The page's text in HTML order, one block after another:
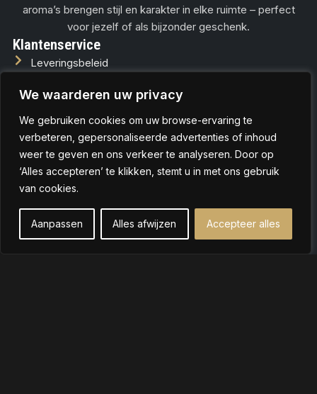
We waarderen uw privacy
We gebruiken cookies om uw browse-ervaring te
verbeteren, gepersonaliseerde advertenties of inhoud
weer te geven en ons verkeer te analyseren. Door op
‘Alles accepteren’ te klikken, stemt u in met ons gebruik
van cookies.
Aanpassen Alles afwijzen Accepteer alles
aroma’s brengen stijl en karakter in elke ruimte – perfect
voor jezelf of als bijzonder geschenk.
Klantenservice
Leveringsbeleid
Privacybeleid
Snelle links
Winkel
Over ons
Contact
Contact